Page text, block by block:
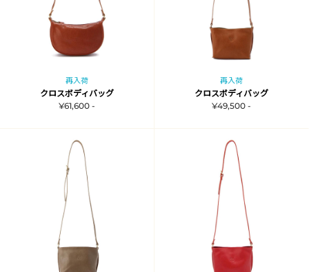
再入荷
クロスボディバッグ
¥61,600 -
再入荷
クロスボディバッグ
¥49,500 -